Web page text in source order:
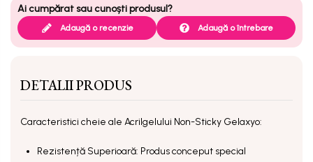
Adaugă o recenzie Adaugă o întrebare
DETALII PRODUS
Caracteristici cheie ale Acrilgelului Non-Sticky Gelaxyo:
Rezistență Superioară: Produs conceput special